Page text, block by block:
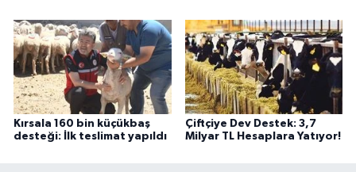
Kırsala 160 bin küçükbaş
desteği: İlk teslimat yapıldı
Çiftçiye Dev Destek: 3,7
Milyar TL Hesaplara Yatıyor!